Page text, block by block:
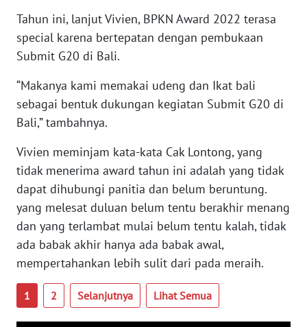
Tahun ini, lanjut Vivien, BPKN Award 2022 terasa
special karena bertepatan dengan pembukaan
Submit G20 di Bali.
“Makanya kami memakai udeng dan Ikat bali
sebagai bentuk dukungan kegiatan Submit G20 di
Bali,” tambahnya.
Vivien meminjam kata-kata Cak Lontong, yang
tidak menerima award tahun ini adalah yang tidak
dapat dihubungi panitia dan belum beruntung.
yang melesat duluan belum tentu berakhir menang
dan yang terlambat mulai belum tentu kalah, tidak
ada babak akhir hanya ada babak awal,
mempertahankan lebih sulit dari pada meraih.
1 2 Selanjutnya Lihat Semua
WN
SULTENG
SULBAR
WN
WN
SUMBAR
WN
SUMSEL
WN
BENGKULU
WN